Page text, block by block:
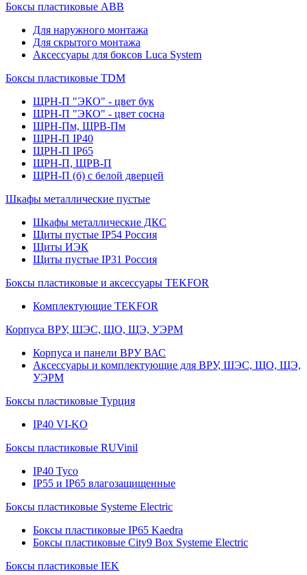
Боксы пластиковые ABB
Для наружного монтажа
Для скрытого монтажа
Аксессуары для боксов Luca System
Боксы пластиковые TDM
ЩРН-П "ЭКО" - цвет бук
ЩРН-П "ЭКО" - цвет сосна
ЩРН-Пм, ЩРВ-Пм
ЩРН-П IP40
ЩРН-П IP65
ЩРН-П, ЩРВ-П
ЩРН-П (б) с белой дверцей
Шкафы металлические пустые
Шкафы металлические ДКС
Щиты пустые IP54 Россия
Щиты ИЭК
Щиты пустые IP31 Россия
Боксы пластиковые и аксессуары TEKFOR
Комплектующие TEKFOR
Корпуса ВРУ, ШЭС, ЩО, ЩЭ, УЭРМ
Корпуса и панели ВРУ ВАС
Аксессуары и комплектующие для ВРУ, ШЭС, ЩО, ЩЭ,
УЭРМ
Боксы пластиковые Турция
IP40 VI-KO
Боксы пластиковые RUVinil
IP40 Тусо
IP55 и IP65 влагозащищенные
Боксы пластиковые Systeme Electric
Боксы пластиковые IP65 Kaedra
Боксы пластиковые City9 Box Systeme Electric
Боксы пластиковые IEK